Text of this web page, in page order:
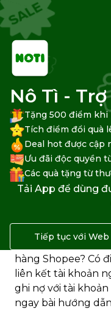
Trang chủ
Thanh toán Shopee
Cách liên
hàng với
liên
hàng? Hoặc đơn
khoản ngân hàng
hàng Shopee? Có
liên kết tài khoản
ghi nợ với tài
ngay bài hướng
Nô Tì -
Tặng 500 điểm
Tích điểm đổi quà
Deal hot được cập
Ưu đãi độc quyền
Các quà tặng từ
Tải App để dùng
Tiếp tục với Web